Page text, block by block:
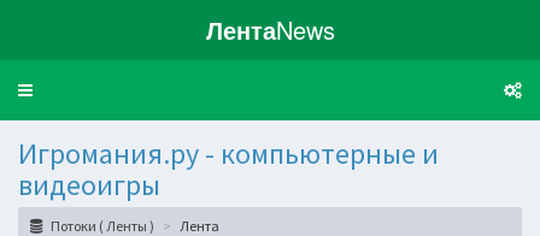
ЛентаNews
Toggle
Игромания.ру - компьютерные и
видеоигры
Потоки ( Ленты ) Лента